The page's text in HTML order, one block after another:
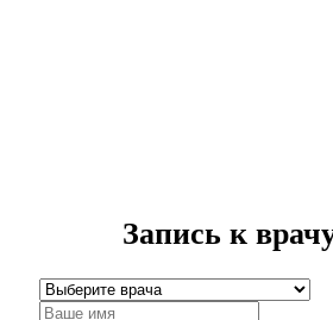
Запись к